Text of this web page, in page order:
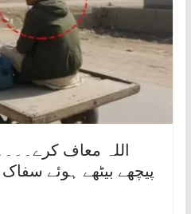
اللہ معاف
پیچھے بیٹھے ہوئے